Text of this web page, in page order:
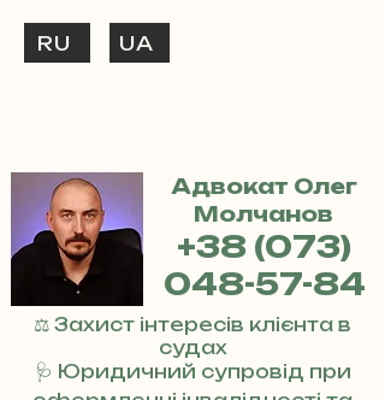
UA
RU
Адвокат Олег
Молчанов
+38 (073)
048-57-84
⚖️ Захист інтересів клієнта в
судах
🩺 Юридичний супровід при